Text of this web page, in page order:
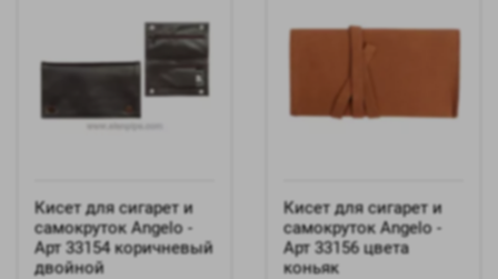
Кисет для сигарет и
самокруток Angelo -
Арт 33154 коричневый
двойной
Кисет для сигарет и
самокруток Angelo -
Арт 33156 цвета
коньяк